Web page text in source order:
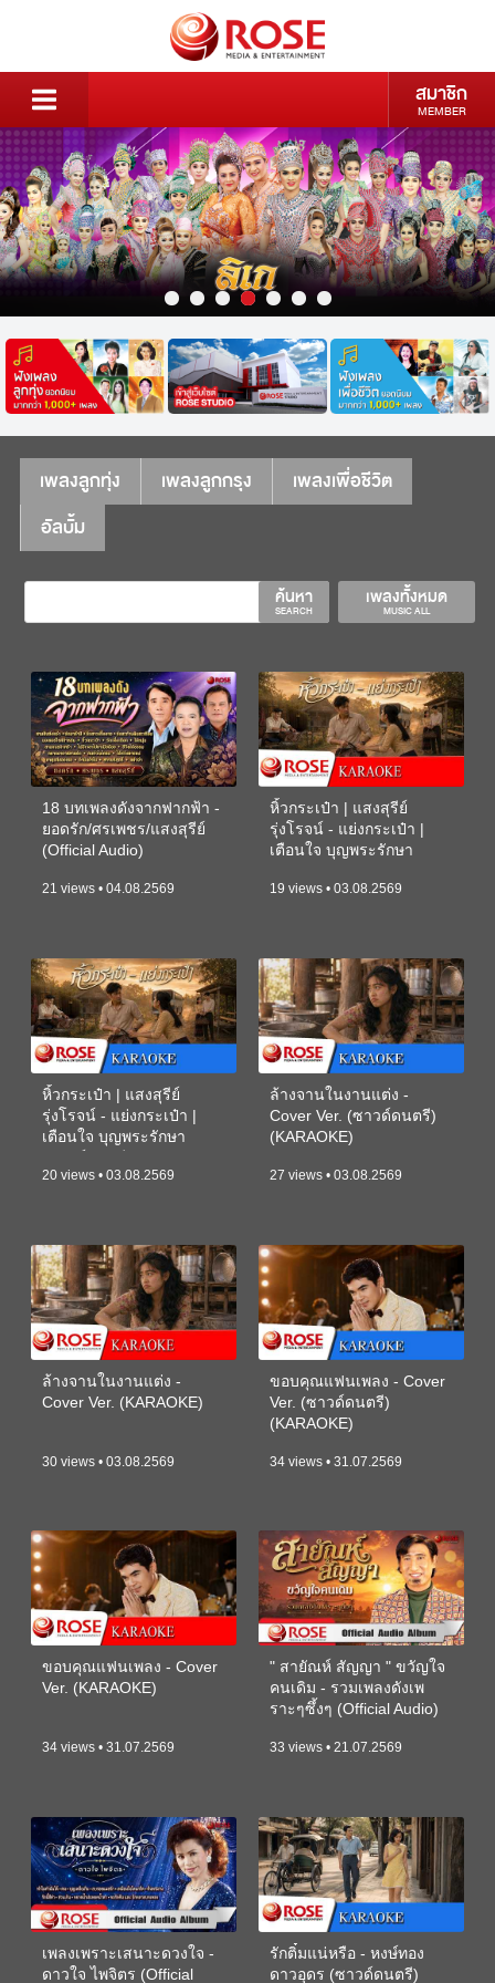
สมาชิก
MEMBER
เพลงลูกทุ่ง เพลงลูกกรุง
เพลงเพื่อชีวิต
อัลบั้ม
เพลงทั้งหมด
MUSIC ALL
ค้นหา
SEARCH
18 บทเพลงดังจากฟากฟ้า -
ยอดรัก/ศรเพชร/แสงสุรีย์
(Official Audio)
21 views • 04.08.2569
หิ้วกระเป๋า | แสงสุรีย์
รุ่งโรจน์ - แย่งกระเป๋า |
เตือนใจ บุญพระรักษา
19 views • 03.08.2569
หิ้วกระเป๋า | แสงสุรีย์
รุ่งโรจน์ - แย่งกระเป๋า |
เตือนใจ บุญพระรักษา
20 views • 03.08.2569
ล้างจานในงานแต่ง -
Cover Ver. (ซาวด์ดนตรี)
(KARAOKE)
27 views • 03.08.2569
ล้างจานในงานแต่ง -
Cover Ver. (KARAOKE)
30 views • 03.08.2569
ขอบคุณแฟนเพลง - Cover
Ver. (ซาวด์ดนตรี)
(KARAOKE)
34 views • 31.07.2569
ขอบคุณแฟนเพลง - Cover
Ver. (KARAOKE)
34 views • 31.07.2569
" สายัณห์ สัญญา " ขวัญใจ
คนเดิม - รวมเพลงดังเพ
ราะๆซึ้งๆ (Official Audio)
33 views • 21.07.2569
เพลงเพราะเสนาะดวงใจ -
ดาวใจ ไพจิตร (Official
รักติ๋มแน่หรือ - หงษ์ทอง
ดาวอุดร (ซาวด์ดนตรี)